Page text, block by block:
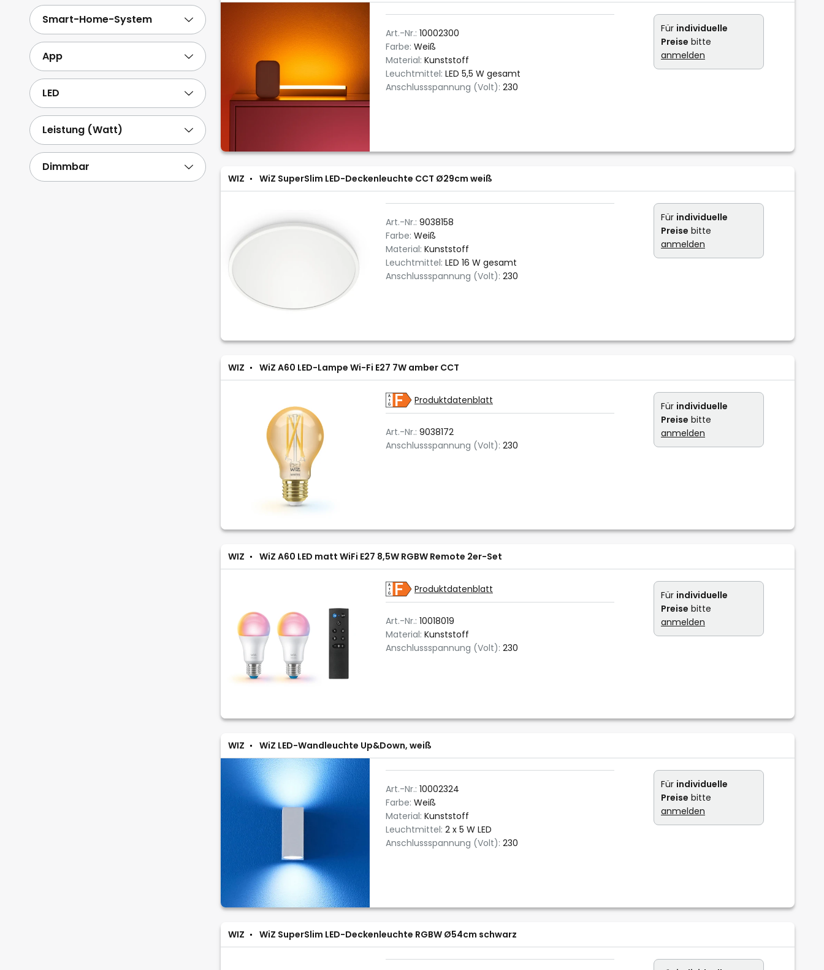
Art.-Nr.: 10002300
Farbe: Weiß
Material: Kunststoff
Leuchtmittel: LED 5,5 W gesamt
Anschlussspannung (Volt): 230
Für individuelle
Preise bitte
anmelden
WIZ WiZ SuperSlim LED-Deckenleuchte CCT Ø29cm weiß
Art.-Nr.: 9038158
Farbe: Weiß
Material: Kunststoff
Leuchtmittel: LED 16 W gesamt
Anschlussspannung (Volt): 230
Für individuelle
Preise bitte
anmelden
WIZ WiZ A60 LED-Lampe Wi-Fi E27 7W amber CCT
Produktdatenblatt
Art.-Nr.: 9038172
Anschlussspannung (Volt): 230
Für individuelle
Preise bitte
anmelden
WIZ WiZ A60 LED matt WiFi E27 8,5W RGBW Remote 2er-Set
Produktdatenblatt
Art.-Nr.: 10018019
Material: Kunststoff
Anschlussspannung (Volt): 230
Für individuelle
Preise bitte
anmelden
WIZ WiZ LED-Wandleuchte Up&Down, weiß
Art.-Nr.: 10002324
Farbe: Weiß
Material: Kunststoff
Leuchtmittel: 2 x 5 W LED
Anschlussspannung (Volt): 230
Für individuelle
Preise bitte
anmelden
WIZ WiZ SuperSlim LED-Deckenleuchte RGBW Ø54cm schwarz
Smart-Home-System
App
LED
Leistung (Watt)
Dimmbar